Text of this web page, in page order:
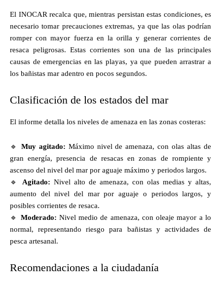
El INOCAR recalca que, mientras persistan estas condiciones, es
necesario tomar precauciones extremas, ya que las olas podrían
romper con mayor fuerza en la orilla y generar corrientes de
resaca peligrosas. Estas corrientes son una de las principales
causas de emergencias en las playas, ya que pueden arrastrar a
los bañistas mar adentro en pocos segundos.
Clasificación de los estados del mar
El informe detalla los niveles de amenaza en las zonas costeras:
🔹 Muy agitado: Máximo nivel de amenaza, con olas altas de
gran energía, presencia de resacas en zonas de rompiente y
ascenso del nivel del mar por aguaje máximo y periodos largos.
🔹 Agitado: Nivel alto de amenaza, con olas medias y altas,
aumento del nivel del mar por aguaje o periodos largos, y
posibles corrientes de resaca.
🔹 Moderado: Nivel medio de amenaza, con oleaje mayor a lo
normal, representando riesgo para bañistas y actividades de
pesca artesanal.
Recomendaciones a la ciudadanía